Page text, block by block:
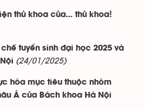
thủ khoa của... thủ khoa!
tuyển sinh đại học 2025 và
(24/01/2025)
hóa mục tiêu thuộc nhóm
Á của Bách khoa Hà Nội